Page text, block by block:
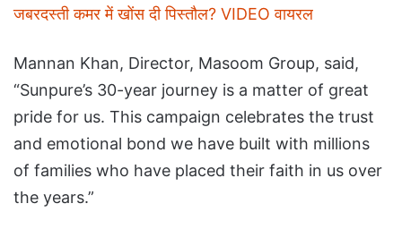
जबरदस्ती कमर में खोंस दी पिस्तौल? VIDEO वायरल
Mannan Khan, Director, Masoom Group, said,
“Sunpure’s 30-year journey is a matter of great
pride for us. This campaign celebrates the trust
and emotional bond we have built with millions
of families who have placed their faith in us over
the years.”